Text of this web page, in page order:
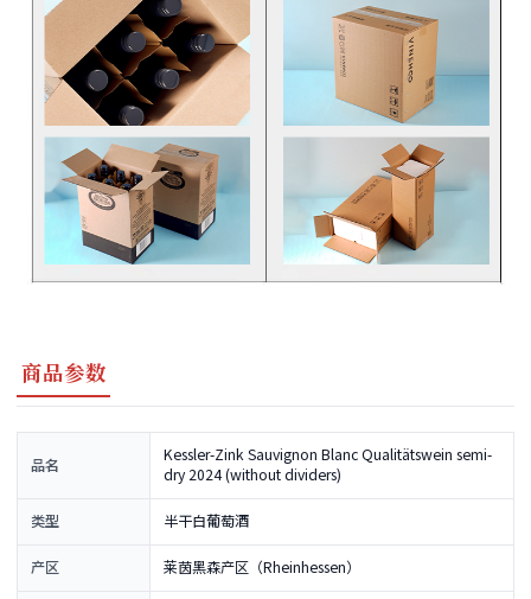
商品参数
品名
Kessler-Zink Sauvignon Blanc Qualitätswein semi-
dry 2024 (without dividers)
类型 半干白葡萄酒
产区 莱茵黑森产区（Rheinhessen）